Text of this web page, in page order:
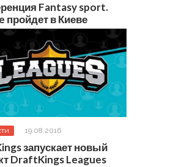
Fantasy sport.
пройдет в Киеве
19.08.2016
запускает новый
DraftKings Leagues